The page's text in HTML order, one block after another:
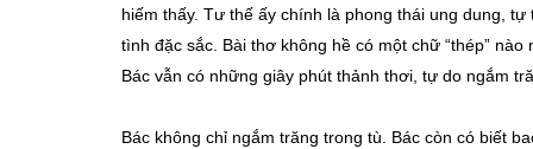
hiếm thấy. Tư thế ấy chính là phong thái ung dung,
tình đặc sắc. Bài thơ không hề có một chữ “thép”
Bác vẫn có những giây phút thảnh thơi, tự do ngắm
Bác không chỉ ngắm trăng trong tù. Bác còn có biết